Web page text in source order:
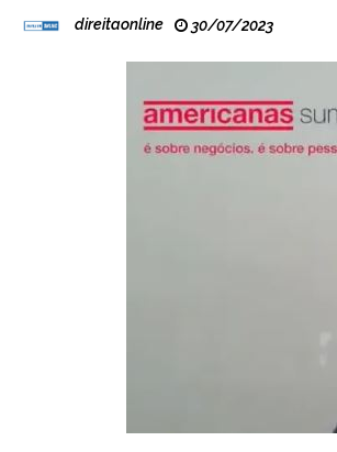
direitaonline 30/07/2023